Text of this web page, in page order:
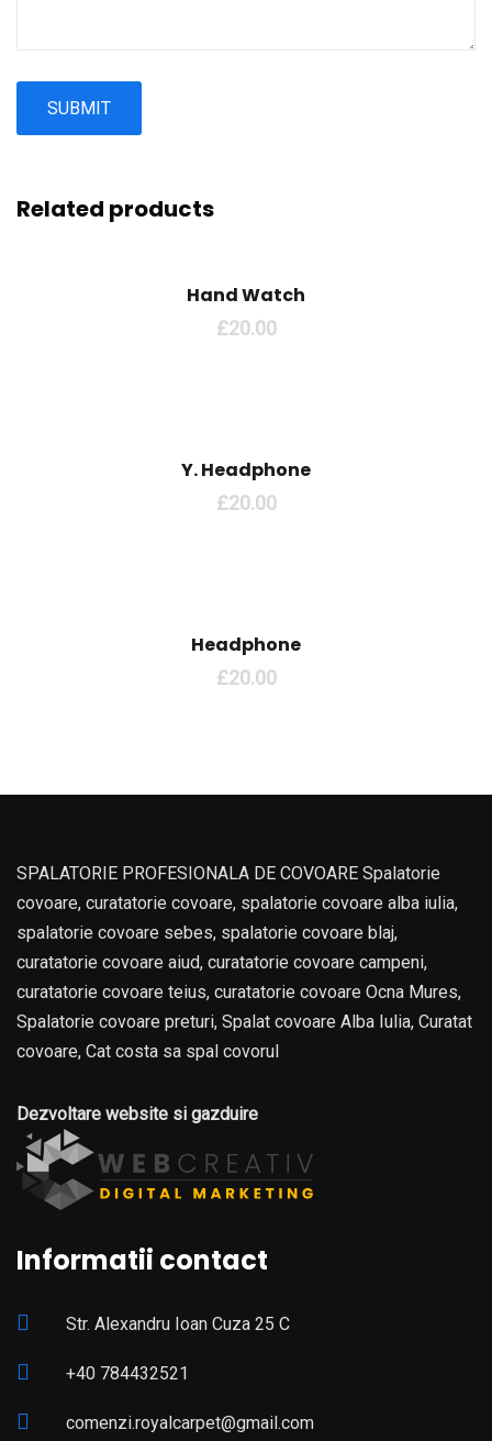
Related products
Hand Watch
£20.00
Y. Headphone
£20.00
Headphone
£20.00
SPALATORIE PROFESIONALA DE COVOARE Spalatorie
covoare, curatatorie covoare, spalatorie covoare alba iulia,
spalatorie covoare sebes, spalatorie covoare blaj,
curatatorie covoare aiud, curatatorie covoare campeni,
curatatorie covoare teius, curatatorie covoare Ocna Mures,
Spalatorie covoare preturi, Spalat covoare Alba Iulia, Curatat
covoare, Cat costa sa spal covorul
Dezvoltare website si gazduire
Informatii contact
Str. Alexandru Ioan Cuza 25 C
+40 784432521
comenzi.royalcarpet@gmail.com